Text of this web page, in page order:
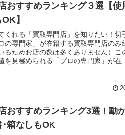
おすすめランキング３選【使
】
くれる「買取専門店」を知りたい！切
の専門家」が在籍する買取専門店のみ
るためお店の数は多くありません）こ
を見極められる「プロの専門家」が在...
おすすめランキング3選！動
･箱なしもOK